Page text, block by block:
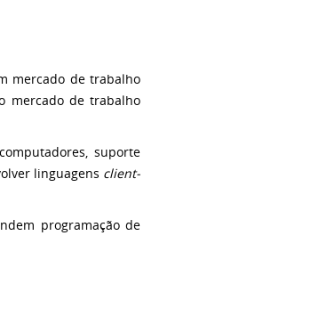
mercado de trabalho
mercado de trabalho
suporte
linguagens client-
programação de